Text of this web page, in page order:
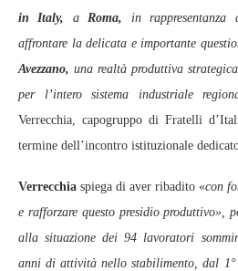
in Italy, a Roma, in rappresentanza
affrontare la delicata e importante
Avezzano, una realtà produttiva
per l’intero sistema industriale
Verrecchia, capogruppo di Fratelli
termine dell’incontro istituzionale
Verrecchia spiega di aver ribadito «con
e rafforzare questo presidio produttivo»,
alla situazione dei 94 lavoratori
anni di attività nello stabilimento, dal